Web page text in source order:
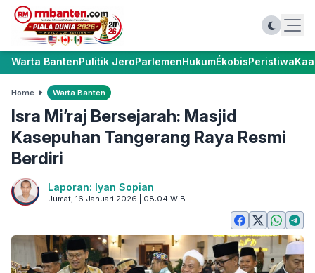
Warta BantenPulitik JeroParlemenHukumÉkobisPeristiwa
Home Warta Banten
Isra Mi’raj Bersejarah: Masjid
Kasepuhan Tangerang Raya Resmi
Berdiri
Laporan: Iyan Sopian
Jumat, 16 Januari 2026 | 08:04 WIB